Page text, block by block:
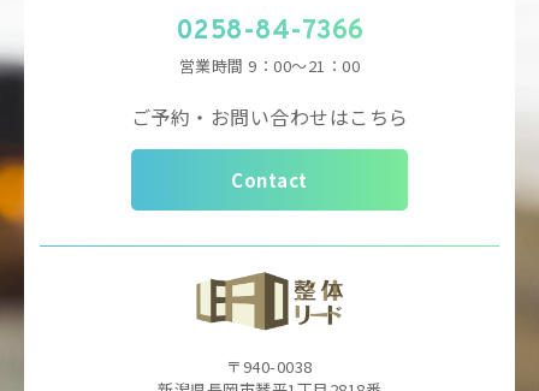
0258-84-7366
営業時間9：00～21：00
ご予約・お問い合わせはこちら
Contact
〒940-0038